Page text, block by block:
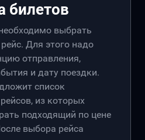
билетов
выбрать
Для этого надо
отправления,
и дату поездки.
список
из которых
подходящий по цене
выбора рейса